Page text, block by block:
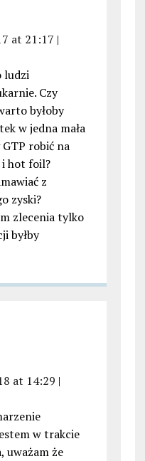
at 21:17 |
ludzi
Czy
byłoby
w jedna mała
robić na
i hot foil?
z
zyski?
zlecenia tylko
byłby
at 14:29 |
w trakcie
uważam że